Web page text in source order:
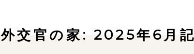
外交官の家: 2025年6月